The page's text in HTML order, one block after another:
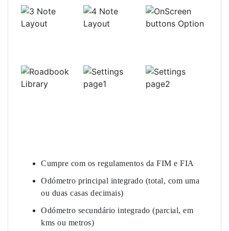
Cumpre com os regulamentos da FIM e FIA
Odómetro principal integrado (total, com uma
ou duas casas decimais)
Odómetro secundário integrado (parcial, em
kms ou metros)